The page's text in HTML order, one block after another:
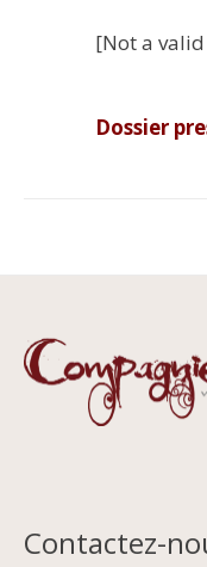
[Not a
Dossier
Contactez-